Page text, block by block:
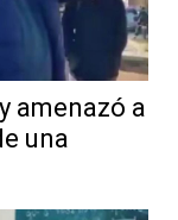
amenazó a
una